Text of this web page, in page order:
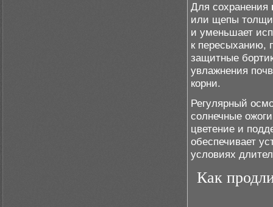
Для сохранения
или щепы
и уменьшает
к пересыханию,
защитные
увлажнения
корни.
Регулярный
солнечные
цветение и
обеспечивает
условиях
Как